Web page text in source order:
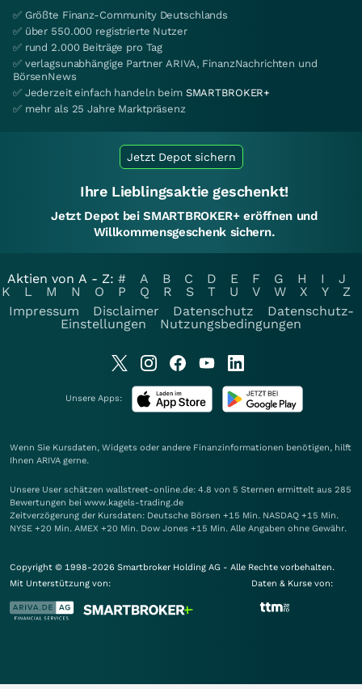
✅ Größte Finanz-Community Deutschlands
✅ über 550.000 registrierte Nutzer
✅ rund 2.000 Beiträge pro Tag
✅ verlagsunabhängige Partner ARIVA, FinanzNachrichten und
BörsenNews
✅ Jederzeit einfach handeln beim SMARTBROKER+
✅ mehr als 25 Jahre Marktpräsenz
Jetzt Depot sichern
Ihre Lieblingsaktie geschenkt!
Jetzt Depot bei SMARTBROKER+ eröffnen und
Willkommensgeschenk sichern.
Aktien von A - Z: # A B C D E F G H I
J
K
L M N O P Q R S T U V W X Y
Z
Impressum
Disclaimer Datenschutz
Datenschutz-
Einstellungen
Nutzungsbedingungen
Unsere Apps:
Wenn Sie Kursdaten, Widgets oder andere Finanzinformationen benötigen, hilft
Ihnen ARIVA gerne.
Unsere User schätzen wallstreet-online.de: 4.8 von 5 Sternen ermittelt aus 285
Bewertungen bei www.kagels-trading.de
Zeitverzögerung der Kursdaten: Deutsche Börsen +15 Min. NASDAQ +15 Min.
NYSE +20 Min. AMEX +20 Min. Dow Jones +15 Min. Alle Angaben ohne Gewähr.
Copyright © 1998-2026 Smartbroker Holding AG - Alle Rechte vorbehalten.
Mit Unterstützung von:
Daten & Kurse von: